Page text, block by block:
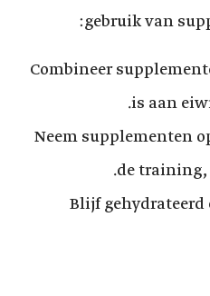
gebruik van
Combineer
is aan
Neem supplementen
de training,
Blijf gehydrateerd